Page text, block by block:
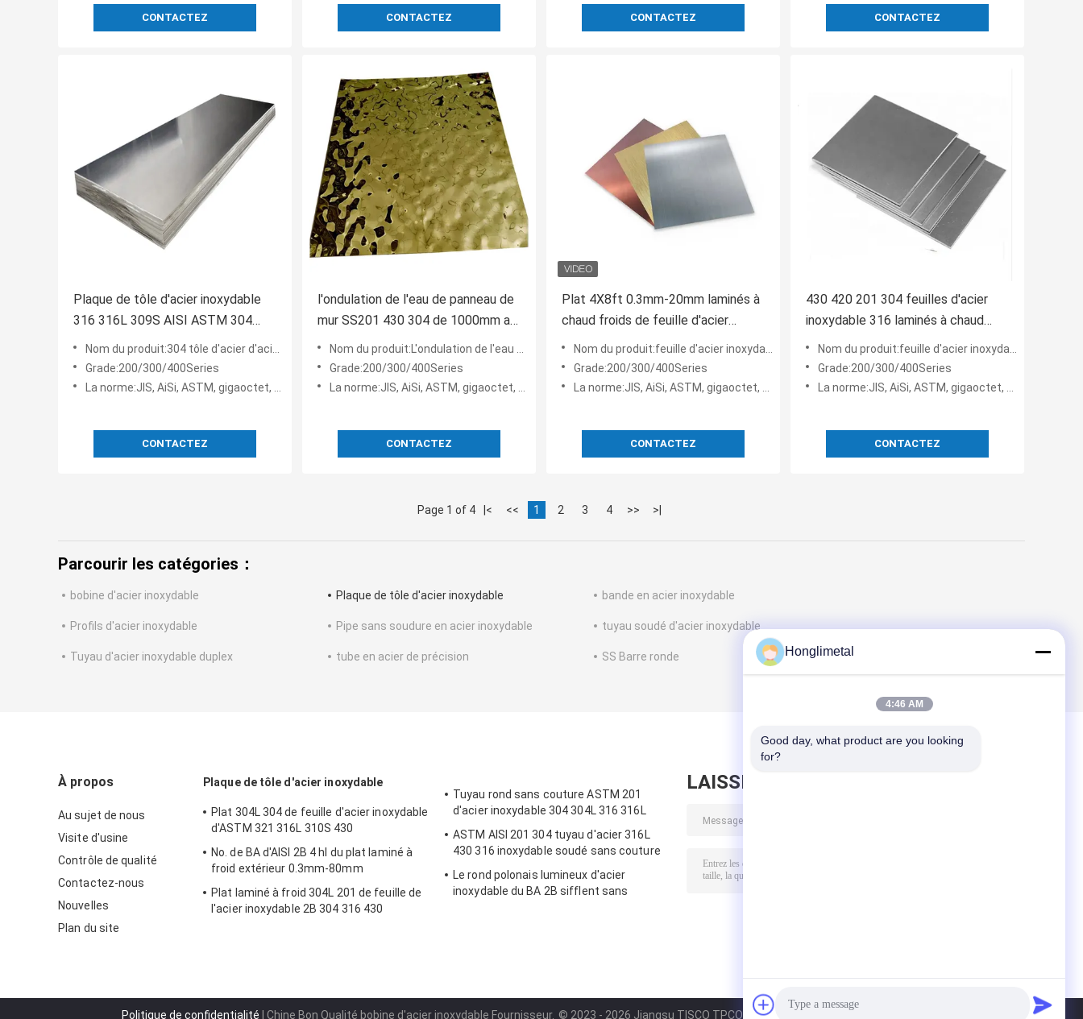
CONTACTEZ CONTACTEZ CONTACTEZ CONTACTEZ
Plaque de tôle d'acier inoxydable
316 316L 309S AISI ASTM 304
304L 310S
Nom du produit:304 tôle d'acier d'acier inoxydable SheetStainless de 304L 310S 316 316L 309S
Grade:200/300/400Series
La norme:JIS, AiSi, ASTM, gigaoctet, DIN, en
CONTACTEZ
l'ondulation de l'eau de panneau de
mur SS201 430 304 de 1000mm a
martelé la feuille d'acier inoxydable
Nom du produit:L'ondulation de l'eau a embouti la feuille d'acier inoxydable
Grade:200/300/400Series
La norme:JIS, AiSi, ASTM, gigaoctet, DIN, en
CONTACTEZ
Plat 4X8ft 0.3mm-20mm laminés à
chaud froids de feuille d'acier
inoxydable d'Inox
Nom du produit:feuille d'acier inoxydable de 0.3mm-20mm
Grade:200/300/400Series
La norme:JIS, AiSi, ASTM, gigaoctet, DIN, en
CONTACTEZ
430 420 201 304 feuilles d'acier
inoxydable 316 laminés à chaud
laminés à froid par 4ftx8FT
Nom du produit:feuille d'acier inoxydable de 4ftx8FT
Grade:200/300/400Series
La norme:JIS, AiSi, ASTM, gigaoctet, DIN, en
CONTACTEZ
Page 1 of 4 |< << 1 2 3 4 >> >|
Parcourir les catégories：
bobine d'acier inoxydable Plaque de tôle d'acier inoxydable bande en acier inoxydable
Profils d'acier inoxydable Pipe sans soudure en acier inoxydable tuyau soudé d'acier inoxydable
Tuyau d'acier inoxydable duplex tube en acier de précision SS Barre ronde
À propos
Au sujet de nous
Visite d'usine
Contrôle de qualité
Contactez-nous
Nouvelles
Plan du site
Plaque de tôle d'acier inoxydable
Plat 304L 304 de feuille d'acier inoxydable
d'ASTM 321 316L 310S 430
No. de BA d'AISI 2B 4 hl du plat laminé à
froid extérieur 0.3mm-80mm
Plat laminé à froid 304L 201 de feuille de
l'acier inoxydable 2B 304 316 430
Tuyau rond sans couture ASTM 201
d'acier inoxydable 304 304L 316 316L
ASTM AISI 201 304 tuyau d'acier 316L
430 316 inoxydable soudé sans couture
Le rond polonais lumineux d'acier
inoxydable du BA 2B sifflent sans
LAISSEZ UN MESSAGE
Politique de confidentialité | Chine Bon Qualité bobine d'acier inoxydable Fournisseur. © 2023 - 2026 Jiangsu TISCO TPCO Metal Products Co.,Ltd.. All Rights Reserved.
Honglimetal
4:46 AM
Good day, what product are you looking
for?